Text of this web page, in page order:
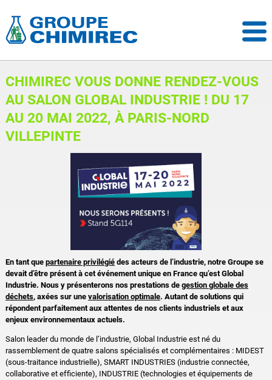
CHIMIREC VOUS DONNE RENDEZ-VOUS
AU SALON GLOBAL INDUSTRIE ! DU 17
AU 20 MAI 2022, À PARIS-NORD
VILLEPINTE
En tant que partenaire privilégiédes acteurs de l’industrie, notre Groupe se
devait d’être présent à cet événement unique en France qu’est Global
Industrie. Nous y présenterons nos prestations de gestion globale des
déchets, axées sur une valorisation optimale. Autant de solutions qui
répondent parfaitement aux attentes de nos clients industriels et aux
enjeux environnementaux actuels.
Salon leader du monde de l’industrie, Global Industrie est né du
rassemblement de quatre salons spécialisés et complémentaires : MIDEST
(sous-traitance industrielle), SMART INDUSTRIES (industrie connectée,
collaborative et efficiente), INDUSTRIE (technologies et équipements de